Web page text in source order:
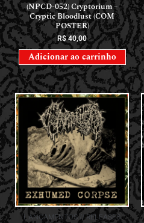
(NPCD-052) Cryptorium –
Cryptic Bloodlust (COM
POSTER)
R$40,00
Adicionar ao carrinho
LANÇAMENTOS // RELEASES